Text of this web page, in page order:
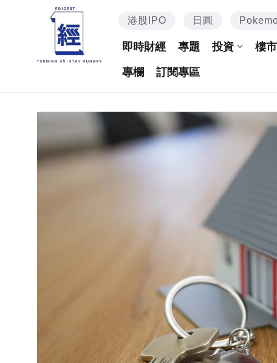
港股IPO 日圓
即時財經 專題 投資 樓市
專欄 訂閱專區